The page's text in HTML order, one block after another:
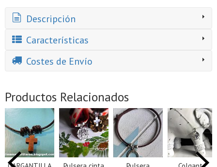
Descripción
Características
Costes de Envío
Productos Relacionados